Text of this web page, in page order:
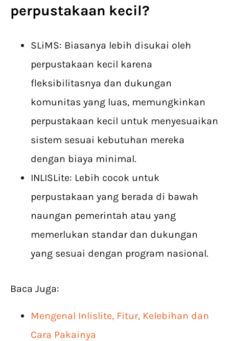
perpustakaan kecil?
SLiMS: Biasanya lebih disukai oleh
perpustakaan kecil karena
fleksibilitasnya dan dukungan
komunitas yang luas, memungkinkan
perpustakaan kecil untuk menyesuaikan
sistem sesuai kebutuhan mereka
dengan biaya minimal.
INLISLite: Lebih cocok untuk
perpustakaan yang berada di bawah
naungan pemerintah atau yang
memerlukan standar dan dukungan
yang sesuai dengan program nasional.
Baca Juga:
Mengenal Inlislite, Fitur, Kelebihan dan
Cara Pakainya